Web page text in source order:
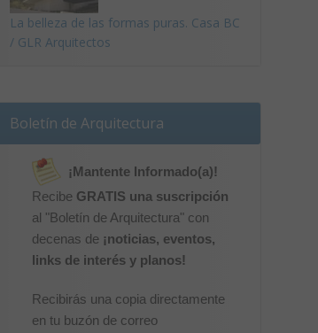
La belleza de las formas puras. Casa BC
/ GLR Arquitectos
Boletín de Arquitectura
¡Mantente Informado(a)!
Recibe GRATIS una suscripción
al "Boletín de Arquitectura" con
decenas de ¡noticias, eventos,
links de interés y planos!
Recibirás una copia directamente
en tu buzón de correo